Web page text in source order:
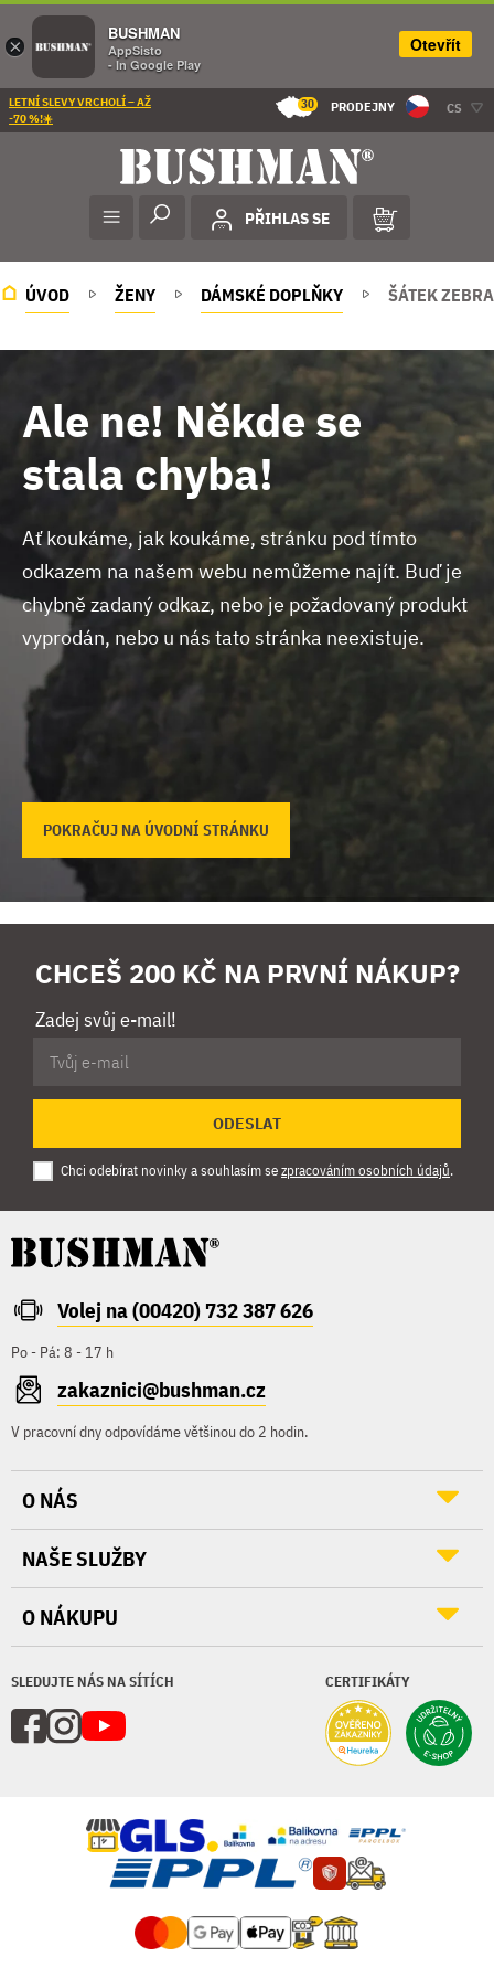
LETNÍ SLEVY VRCHOLÍ – AŽ
-70 %!☀️
30 PRODEJNY CS
PŘIHLAS SE
ÚVOD ŽENY DÁMSKÉ DOPLŇKY ŠÁTEK ZEBRA
Ale ne! Někde se
stala chyba!
Ať koukáme, jak koukáme, stránku pod tímto
odkazem na našem webu nemůžeme najít. Buď je
chybně zadaný odkaz, nebo je požadovaný produkt
vyprodán, nebo u nás tato stránka neexistuje.
POKRAČUJ NA ÚVODNÍ STRÁNKU
CHCEŠ 200 KČ NA PRVNÍ NÁKUP?
Zadej svůj e-mail!
ODESLAT
Chci odebírat novinky a souhlasím sezpracováním osobních údajů.
Volej na (00420) 732 387 626
Po - Pá: 8 - 17 h
zakaznici@bushman.cz
V pracovní dny odpovídáme většinou do 2 hodin.
SLEDUJTE NÁS NA SÍTÍCH CERTIFIKÁTY
O NÁS
NAŠE SLUŽBY
O NÁKUPU
×
BUSHMAN
AppSisto
- In Google Play
Otevřít